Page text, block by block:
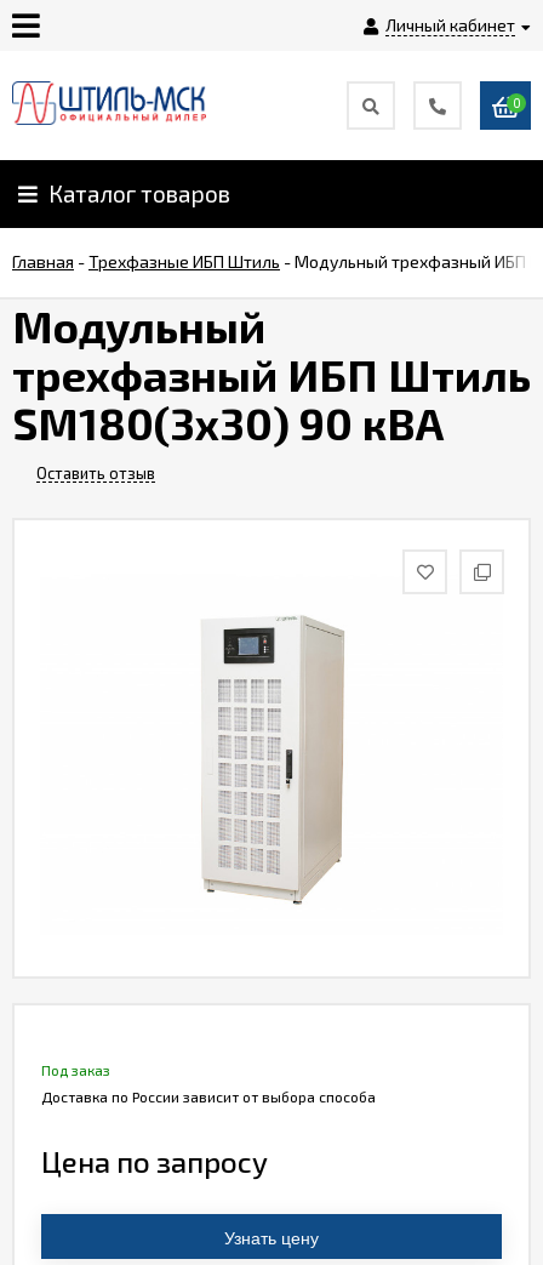
Личный кабинет
Главная
О
Монтаж
0
Каталог товаров
Главная -Трехфазные ИБП Штиль -Модульный трехфазный ИБП
Модульный
трехфазный ИБП Штиль
SM180(3x30) 90 кВА
Оставить отзыв
Под заказ
Доставка по России зависит от выбора способа
Цена по запросу
Узнать цену